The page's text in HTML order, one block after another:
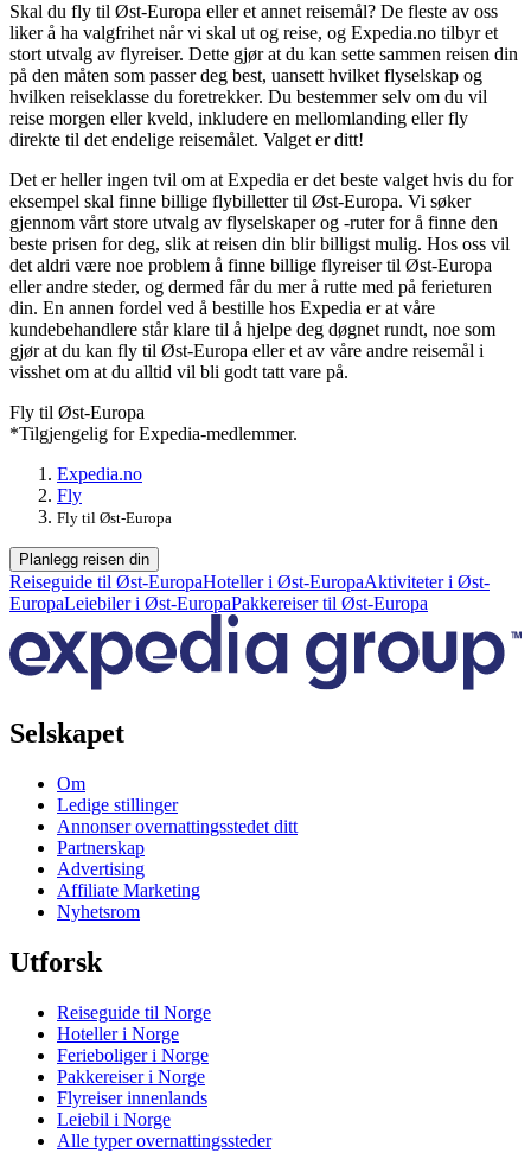
Skal du fly til Øst-Europa eller et annet reisemål? De fleste av oss
liker å ha valgfrihet når vi skal ut og reise, og Expedia.no tilbyr et
stort utvalg av flyreiser. Dette gjør at du kan sette sammen reisen din
på den måten som passer deg best, uansett hvilket flyselskap og
hvilken reiseklasse du foretrekker. Du bestemmer selv om du vil
reise morgen eller kveld, inkludere en mellomlanding eller fly
direkte til det endelige reisemålet. Valget er ditt!
Det er heller ingen tvil om at Expedia er det beste valget hvis du for
eksempel skal finne billige flybilletter til Øst-Europa. Vi søker
gjennom vårt store utvalg av flyselskaper og -ruter for å finne den
beste prisen for deg, slik at reisen din blir billigst mulig. Hos oss vil
det aldri være noe problem å finne billige flyreiser til Øst-Europa
eller andre steder, og dermed får du mer å rutte med på ferieturen
din. En annen fordel ved å bestille hos Expedia er at våre
kundebehandlere står klare til å hjelpe deg døgnet rundt, noe som
gjør at du kan fly til Øst-Europa eller et av våre andre reisemål i
visshet om at du alltid vil bli godt tatt vare på.
Fly til Øst-Europa
*Tilgjengelig for Expedia-medlemmer.
Expedia.no
Fly
Fly til Øst-Europa
Planlegg reisen din
Reiseguide til Øst-EuropaHoteller i Øst-EuropaAktiviteter i Øst-
EuropaLeiebiler i Øst-EuropaPakkereiser til Øst-Europa
Selskapet
Om
Ledige stillinger
Annonser overnattingsstedet ditt
Partnerskap
Advertising
Affiliate Marketing
Nyhetsrom
Utforsk
Reiseguide til Norge
Hoteller i Norge
Ferieboliger i Norge
Pakkereiser i Norge
Flyreiser innenlands
Leiebil i Norge
Alle typer overnattingssteder